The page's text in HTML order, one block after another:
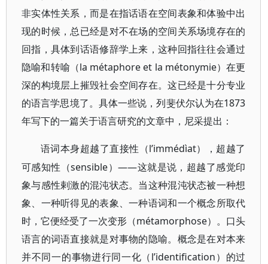
非实体性关系，而是在指话语在空间表象和体验中出
现的时候，总已经是对不在场的空间关系场境存在的
回指，具体到话语修辞学上来，这种回指往往会通过
隐喻和转喻（la métaphore et la métonymie）在更
深的构境层上摧毁社会空间存在。这已经是十分专业
的语言学思境了。具体一些说，列斐伏尔认为在1873
年写下的一篇关于语言研究的文章中，尼采提出：
语词本身超越了直接性（l’immédìat），超越了
可感知性（sensible）——这就是说，超越了感觉印
象与感性剌激的混沌状态。当这种混沌状态被一种想
象、一种听得见的表象、一种语词和一个概念所取代
时，它便经受了一次变形（métamorphose）。口头
语言的词语直接就是对事物的隐喻。概念是在对本来
并不同一的事物进行同一化（l’identification）的过